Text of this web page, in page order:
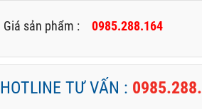
Giá sản phẩm : 0985.288.164
HOTLINE TƯ VẤN :